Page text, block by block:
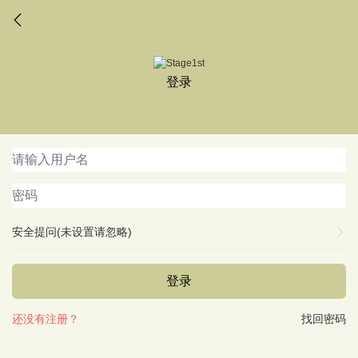
登录
安全提问(未设置请忽略)
登录
找回密码
还没有注册？